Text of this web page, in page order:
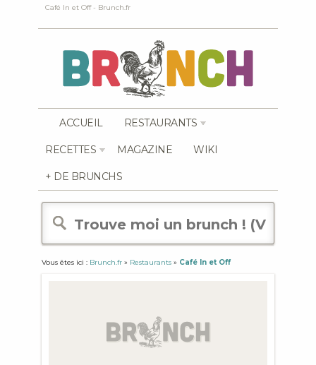
Café In et Off - Brunch.fr
ACCUEIL RESTAURANTS
RECETTES MAGAZINE WIKI
+ DE BRUNCHS
Vous êtes ici : Brunch.fr » Restaurants » Café In et Off